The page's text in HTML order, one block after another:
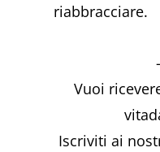
riabbracciare.
Vuoi
Iscriviti ai